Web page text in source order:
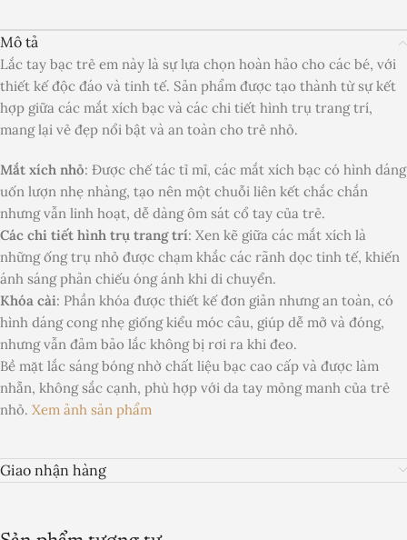
Mô tả
Lắc tay bạc trẻ em này là sự lựa chọn hoàn hảo cho các bé, với
thiết kế độc đáo và tinh tế. Sản phẩm được tạo thành từ sự kết
hợp giữa các mắt xích bạc và các chi tiết hình trụ trang trí,
mang lại vẻ đẹp nổi bật và an toàn cho trẻ nhỏ.
Mắt xích nhỏ: Được chế tác tỉ mỉ, các mắt xích bạc có hình dáng
uốn lượn nhẹ nhàng, tạo nên một chuỗi liên kết chắc chắn
nhưng vẫn linh hoạt, dễ dàng ôm sát cổ tay của trẻ.
Các chi tiết hình trụ trang trí: Xen kẽ giữa các mắt xích là
những ống trụ nhỏ được chạm khắc các rãnh dọc tinh tế, khiến
ánh sáng phản chiếu óng ánh khi di chuyển.
Khóa cài: Phần khóa được thiết kế đơn giản nhưng an toàn, có
hình dáng cong nhẹ giống kiểu móc câu, giúp dễ mở và đóng,
nhưng vẫn đảm bảo lắc không bị rơi ra khi đeo.
Bề mặt lắc sáng bóng nhờ chất liệu bạc cao cấp và được làm
nhẵn, không sắc cạnh, phù hợp với da tay mỏng manh của trẻ
nhỏ. Xem ảnh sản phẩm
Giao nhận hàng